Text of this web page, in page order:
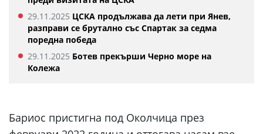
29.11.2025 ЦСКА продължава да лети при Янев,
разправи се брутално със Спартак за седма
поредна победа
29.11.2025 Ботев прекърши Черно море на
Колежа
Бариос пристигна под Околчица през